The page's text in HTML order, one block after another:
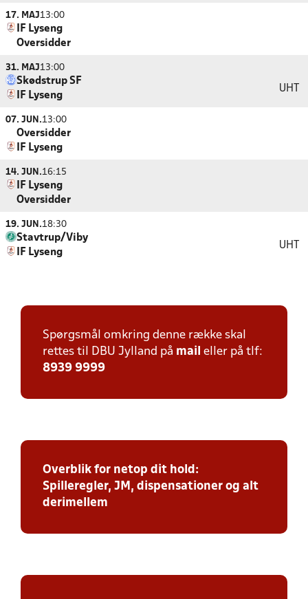
17. MAJ13:00
IF Lyseng
Oversidder
31. MAJ13:00
Skødstrup SF
IF Lyseng
UHT
07. JUN.13:00
Oversidder
IF Lyseng
14. JUN.16:15
IF Lyseng
Oversidder
19. JUN.18:30
Stavtrup/Viby
IF Lyseng
UHT
Spørgsmål omkring denne række skal
rettes til DBU Jylland på mail eller på tlf:
8939 9999
Overblik for netop dit hold:
Spilleregler, JM, dispensationer og alt
derimellem